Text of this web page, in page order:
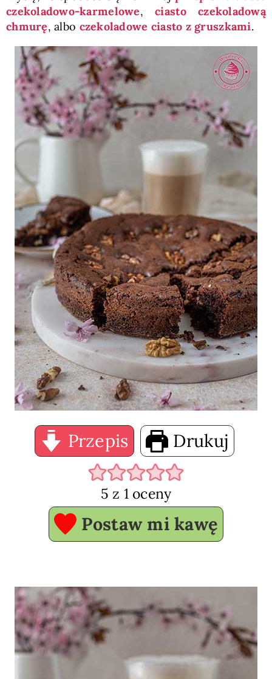
czekoladowo-karmelowe,ciasto czekoladową
chmurę, albo czekoladowe ciasto z gruszkami.
Przepis Drukuj
5 z 1 oceny
Postaw mi kawę